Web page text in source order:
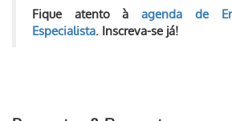
Fique atento àagenda de
Especialista. Inscreva-se já!